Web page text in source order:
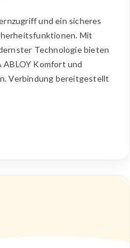
und ein sicheres
Mit
Technologie bieten
ABLOY Komfort und
Verbindung bereitgestellt